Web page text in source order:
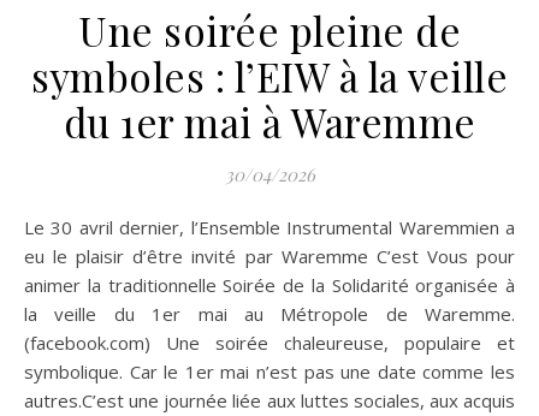
Une soirée pleine de
symboles : l’EIW à la veille
du 1er mai à Waremme
30/04/2026
Le 30 avril dernier, l’Ensemble Instrumental Waremmien a
eu le plaisir d’être invité par Waremme C’est Vous pour
animer la traditionnelle Soirée de la Solidarité organisée à
la veille du 1er mai au Métropole de Waremme.
(facebook.com) Une soirée chaleureuse, populaire et
symbolique. Car le 1er mai n’est pas une date comme les
autres.C’est une journée liée aux luttes sociales, aux acquis